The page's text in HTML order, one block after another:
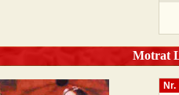
Motrat
Nr.